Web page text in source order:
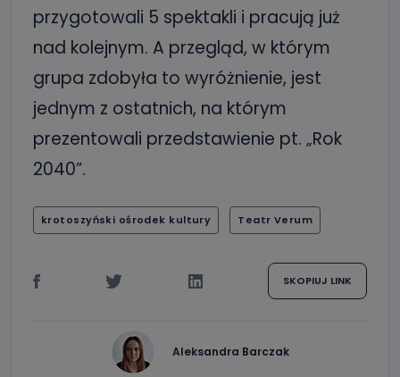
przygotowali 5 spektakli i pracują już
nad kolejnym. A przegląd, w którym
grupa zdobyła to wyróżnienie, jest
jednym z ostatnich, na którym
prezentowali przedstawienie pt. „Rok
2040”.
krotoszyński ośrodek kultury Teatr Verum
SKOPIUJ LINK
Aleksandra Barczak